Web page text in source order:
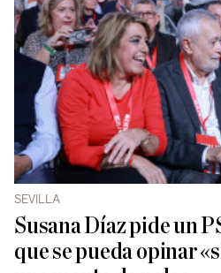
SEVILLA
Susana Díaz pide un
que se pueda opinar